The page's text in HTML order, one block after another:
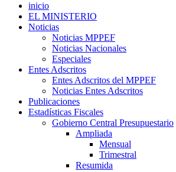
inicio
EL MINISTERIO
Noticias
Noticias MPPEF
Noticias Nacionales
Especiales
Entes Adscritos
Entes Adscritos del MPPEF
Noticias Entes Adscritos
Publicaciones
Estadísticas Fiscales
Gobierno Central Presupuestario
Ampliada
Mensual
Trimestral
Resumida